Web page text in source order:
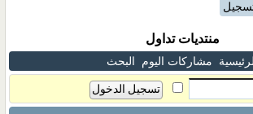
منتديات تداول
مشاركات اليوم البحث